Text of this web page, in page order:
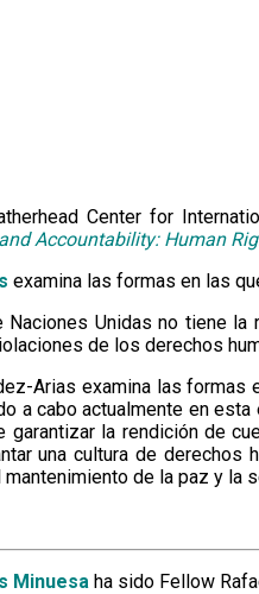
Center for
Accountability: Human
examina las formas en las
Naciones Unidas no tiene
de los derechos
Arias examina las
a cabo actualmente en
garantizar la rendición de
una cultura de derechos
de la paz y la
Minuesa ha sido Fellow